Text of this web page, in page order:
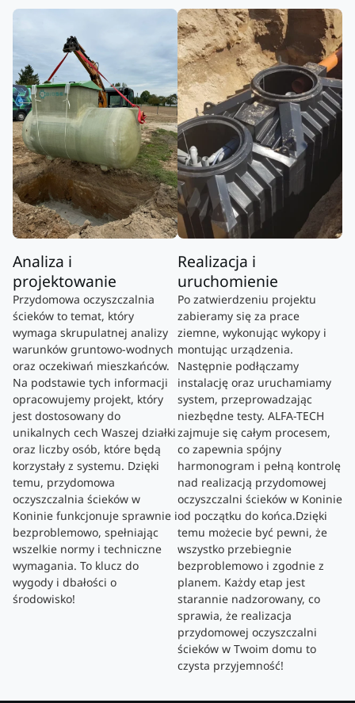
Analiza i
projektowanie
Przydomowa oczyszczalnia
ścieków to temat, który
wymaga skrupulatnej analizy
warunków gruntowo-wodnych
oraz oczekiwań mieszkańców.
Na podstawie tych informacji
opracowujemy projekt, który
jest dostosowany do
unikalnych cech Waszej działki
oraz liczby osób, które będą
korzystały z systemu. Dzięki
temu, przydomowa
oczyszczalnia ścieków w
Koninie funkcjonuje sprawnie i
bezproblemowo, spełniając
wszelkie normy i techniczne
wymagania. To klucz do
wygody i dbałości o
środowisko!
Realizacja i
uruchomienie
Po zatwierdzeniu projektu
zabieramy się za prace
ziemne, wykonując wykopy i
montując urządzenia.
Następnie podłączamy
instalację oraz uruchamiamy
system, przeprowadzając
niezbędne testy. ALFA-TECH
zajmuje się całym procesem,
co zapewnia spójny
harmonogram i pełną kontrolę
nad realizacją przydomowej
oczyszczalni ścieków w Koninie
od początku do końca.Dzięki
temu możecie być pewni, że
wszystko przebiegnie
bezproblemowo i zgodnie z
planem. Każdy etap jest
starannie nadzorowany, co
sprawia, że realizacja
przydomowej oczyszczalni
ścieków w Twoim domu to
czysta przyjemność!